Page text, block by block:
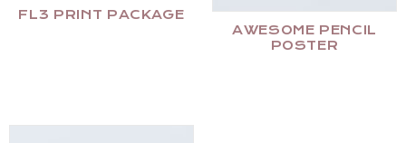
FL3 PRINT PACKAGE
AWESOME PENCIL
POSTER